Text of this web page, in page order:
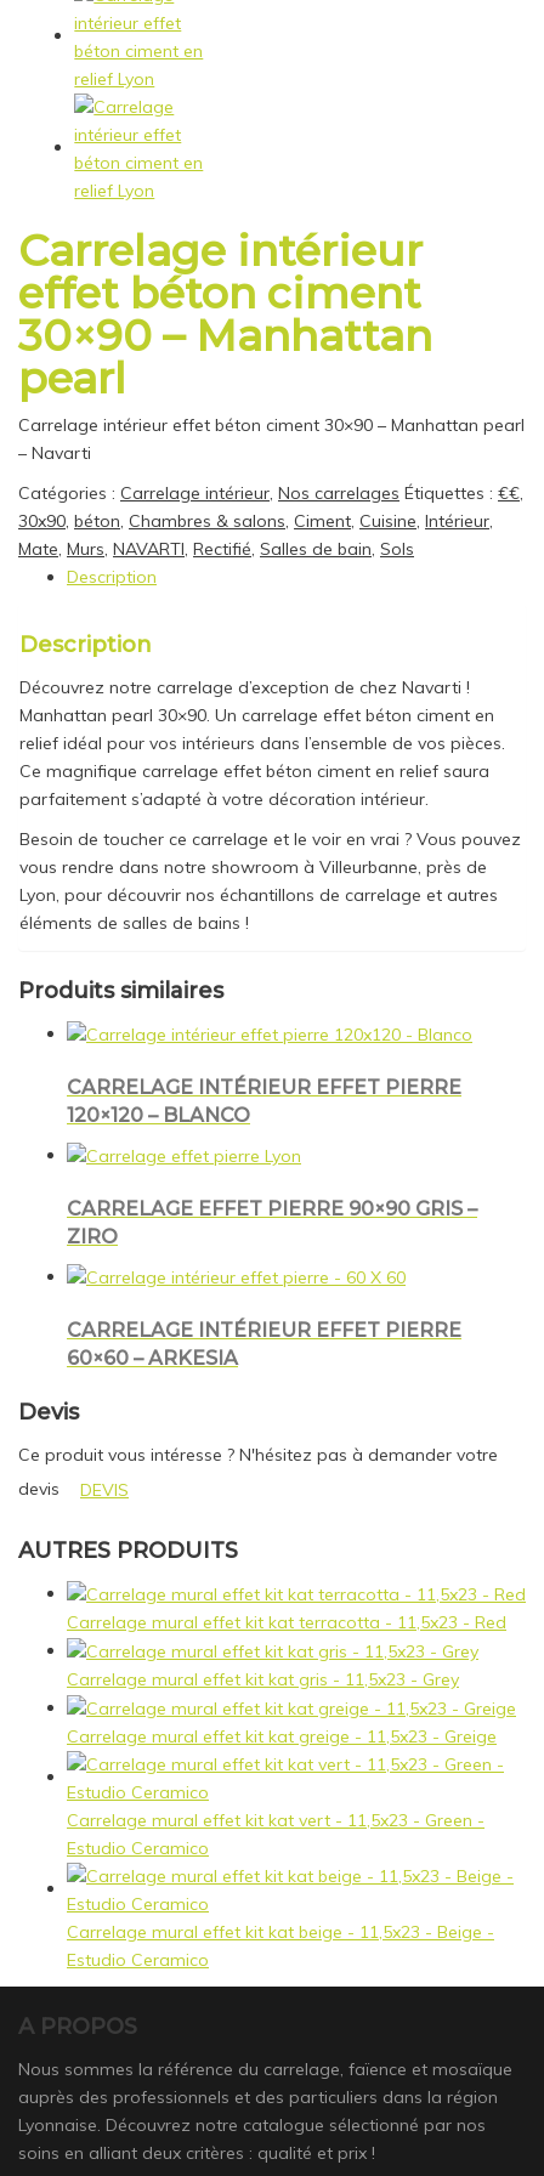
Carrelage intérieur
effet béton ciment
30×90 – Manhattan
pearl
Carrelage intérieur effet béton ciment 30×90 – Manhattan pearl
– Navarti
Catégories : Carrelage intérieur, Nos carrelages Étiquettes : €€,
30x90, béton, Chambres & salons, Ciment, Cuisine, Intérieur,
Mate, Murs, NAVARTI, Rectifié, Salles de bain, Sols
Description
Description
Découvrez notre carrelage d’exception de chez Navarti !
Manhattan pearl 30×90. Un carrelage effet béton ciment en
relief idéal pour vos intérieurs dans l’ensemble de vos pièces.
Ce magnifique carrelage effet béton ciment en relief saura
parfaitement s’adapté à votre décoration intérieur.
Besoin de toucher ce carrelage et le voir en vrai ? Vous pouvez
vous rendre dans notre showroom à Villeurbanne, près de
Lyon, pour découvrir nos échantillons de carrelage et autres
éléments de salles de bains !
Produits similaires
CARRELAGE INTÉRIEUR EFFET PIERRE
120×120 – BLANCO
CARRELAGE EFFET PIERRE 90×90 GRIS –
ZIRO
CARRELAGE INTÉRIEUR EFFET PIERRE
60×60 – ARKESIA
Devis
Ce produit vous intéresse ? N'hésitez pas à demander votre
devis
DEVIS
AUTRES PRODUITS
Carrelage mural effet kit kat terracotta - 11,5x23 - Red
Carrelage mural effet kit kat gris - 11,5x23 - Grey
Carrelage mural effet kit kat greige - 11,5x23 - Greige
Carrelage mural effet kit kat vert - 11,5x23 - Green -
Estudio Ceramico
Carrelage mural effet kit kat beige - 11,5x23 - Beige -
Estudio Ceramico
A PROPOS
Nous sommes la référence du carrelage, faïence et mosaïque
auprès des professionnels et des particuliers dans la région
Lyonnaise. Découvrez notre catalogue sélectionné par nos
soins en alliant deux critères : qualité et prix !